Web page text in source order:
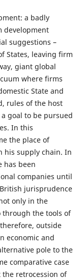
a badly
development
suggestions –
States, leaving firm
giant global
where firms
State and
rules of the host
goal to be pursued
In this
the place of
his supply chain. In
has been
companies until
jurisprudence
only in the
the tools of
outside
economic and
pole to the
comparative case
retrocession of